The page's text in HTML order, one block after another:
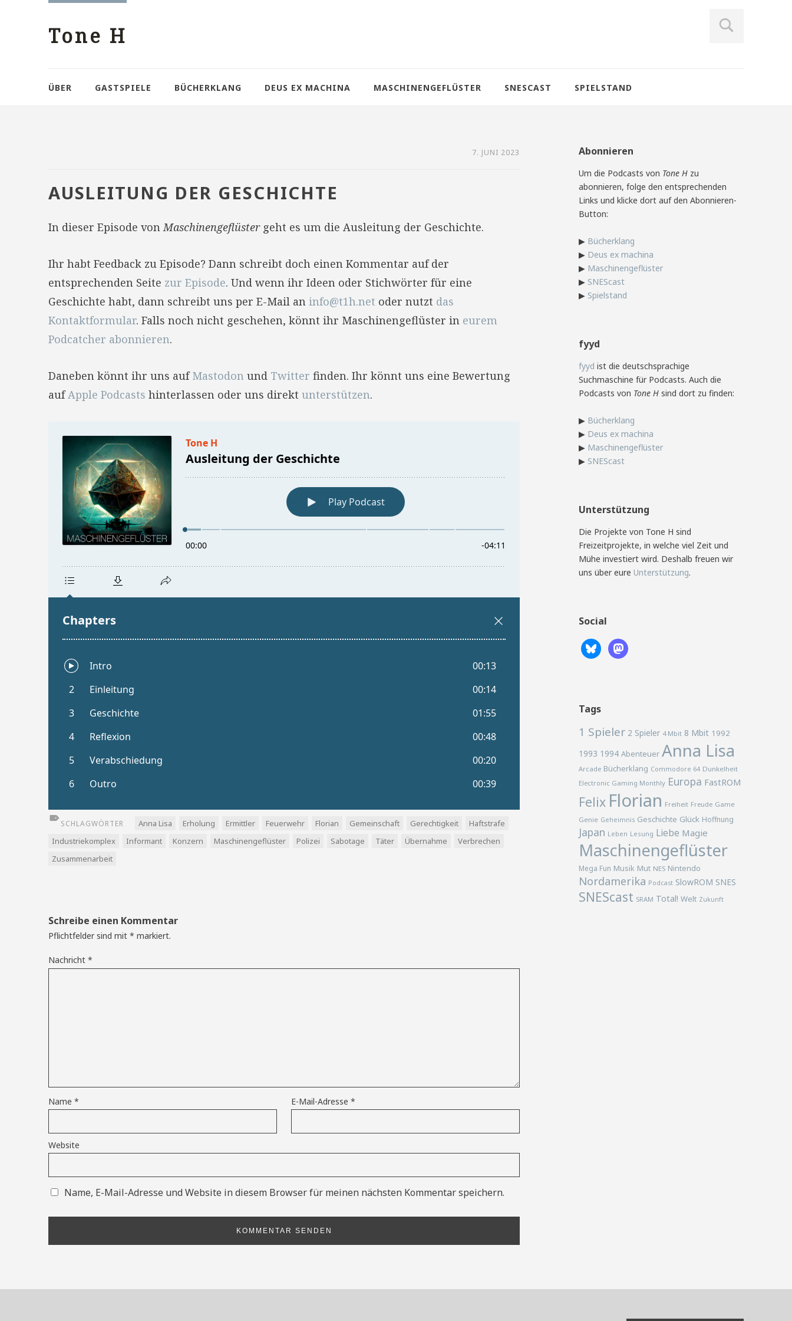
Tone H
ÜBER GASTSPIELE BÜCHERKLANG DEUS EX MACHINA MASCHINENGEFLÜSTER SNESCAST SPIELSTAND
7. JUNI 2023
AUSLEITUNG DER GESCHICHTE
In dieser Episode vonMaschinengeflüstergeht es um die Ausleitung der Geschichte.
Ihr habt Feedback zu Episode? Dann schreibt doch einen Kommentar auf der
entsprechenden Seite zur Episode. Und wenn ihr Ideen oder Stichwörter für eine
Geschichte habt, dann schreibt uns per E-Mail an info@t1h.net oder nutzt das
Kontaktformular. Falls noch nicht geschehen, könnt ihr Maschinengeflüster in eurem
Podcatcher abonnieren.
Daneben könnt ihr uns aufMastodon und Twitter finden. Ihr könnt uns eine Bewertung
aufApple Podcasts hinterlassen oder uns direkt unterstützen.
SCHLAGWÖRTER Anna Lisa Erholung Ermittler Feuerwehr Florian Gemeinschaft Gerechtigkeit
Haftstrafe
Industriekomplex
Informant Konzern Maschinengeflüster Polizei Sabotage Täter Übernahme
Verbrechen
Zusammenarbeit
Schreibe einen Kommentar
Pflichtfelder sind mit * markiert.
Nachricht *
Name * E-Mail-Adresse*
Website
Name, E-Mail-Adresse und Website in diesem Browser für meinen nächsten Kommentar speichern.
Abonnieren
Um die Podcasts von Tone H zu
abonnieren, folge den entsprechenden
Links und klicke dort auf den Abonnieren-
Button:
▶ Bücherklang
▶ Deus ex machina
▶ Maschinengeflüster
▶ SNEScast
▶ Spielstand
fyyd
fyyd ist die deutschsprachige
Suchmaschine für Podcasts. Auch die
Podcasts von Tone H sind dort zu finden:
▶ Bücherklang
▶ Deus ex machina
▶ Maschinengeflüster
▶ SNEScast
Unterstützung
Die Projekte von Tone H sind
Freizeitprojekte, in welche viel Zeit und
Mühe investiert wird. Deshalb freuen wir
uns über eure Unterstützung.
Social
Tags
1 Spieler 2 Spieler 4 Mbit 8 Mbit 1992
1993 1994 Abenteuer Anna Lisa
Arcade Bücherklang Commodore 64 Dunkelheit
Electronic Gaming Monthly Europa FastROM
Felix Florian Freiheit Freude Game
Genie Geheimnis Geschichte Glück Hoffnung
Japan Leben Lesung Liebe Magie
Maschinengeflüster
Mega Fun Musik Mut NES Nintendo
Nordamerika Podcast SlowROM SNES
SNEScast SRAM Total! Welt Zukunft